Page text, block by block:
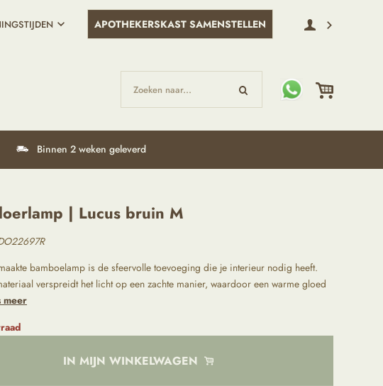
APOTHEKERSKAST SAMENSTELLEN
Zoeken naar...
Binnen 2 weken geleverd
| Lucus bruin M
bamboelamp is de sfeervolle toevoeging die je interieur nodig heeft.
verspreidt het licht op een zachte manier, waardoor een warme gloed
meer
IN MIJN WINKELWAGEN